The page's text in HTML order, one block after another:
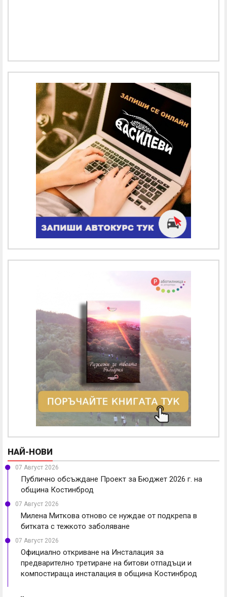
НАЙ-НОВИ
07 Август 2026
Публично обсъждане Проект за Бюджет 2026 г. на
община Костинброд
07 Август 2026
Милена Миткова отново се нуждае от подкрепа в
битката с тежкото заболяване
07 Август 2026
Официално откриване на Инсталация за
предварително третиране на битови отпадъци и
компостираща инсталация в община Костинброд